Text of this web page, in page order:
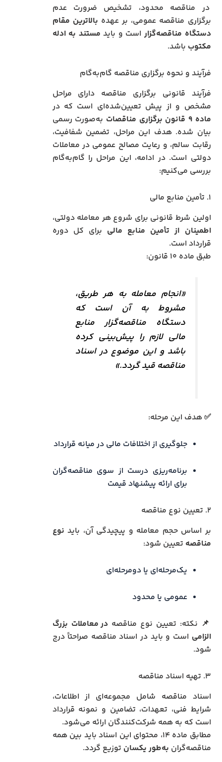
در مناقصه محدود، تشخیص ضرورت عدم
برگزاری مناقصه عمومی، بر عهده بالاترین مقام
دستگاه مناقصه‌گزار است و باید مستند به ادله
مکتوب باشد.
فرآیند و نحوه برگزاری مناقصه گام‌به‌گام
فرآیند قانونی برگزاری مناقصه دارای مراحل
مشخص و از پیش تعیین‌شده‌ای است که در
ماده ۹ قانون برگزاری مناقصات
به‌صورت رسمی
بیان شده. هدف این مراحل، تضمین شفافیت،
رقابت سالم، و رعایت مصالح عمومی در معاملات
دولتی است. در ادامه، این مراحل را گام‌به‌گام
بررسی می‌کنیم:
۱. تأمین منابع مالی
اولین شرط قانونی برای شروع هر معامله دولتی،
اطمینان از تأمین منابع مالی برای کل دوره
قرارداد است.
طبق ماده ۱۰ قانون:
«انجام معامله به هر طریق،
مشروط به آن است که
دستگاه مناقصه‌گزار منابع
مالی لازم را پیش‌بینی کرده
باشد و این موضوع در اسناد
مناقصه قید گردد.»
✅ هدف این مرحله:
جلوگیری از اختلافات مالی در میانه قرارداد
برنامه‌ریزی درست از سوی مناقصه‌گران
برای ارائه پیشنهاد قیمت
۲. تعیین نوع مناقصه
بر اساس حجم معامله و پیچیدگی آن، باید نوع
مناقصه تعیین شود:
یک‌مرحله‌ای یا دو‌مرحله‌ای
عمومی یا محدود
📌 نکته: تعیین نوع مناقصهدر معاملات بزرگ
الزامی است و باید در اسناد مناقصه صراحتاً درج
شود.
۳. تهیه اسناد مناقصه
اسناد مناقصه شامل مجموعه‌ای از اطلاعات،
شرایط فنی، تعهدات، تضامین و نمونه قرارداد
است که به همه شرکت‌کنندگان ارائه می‌شود.
مطابق ماده ۱۴، محتوای این اسناد باید بین همه
مناقصه‌گران به‌طور یکسان توزیع گردد.